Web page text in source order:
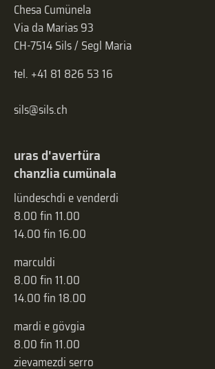
Chesa Cumünela
Via da Marias 93
CH-7514 Sils / Segl Maria
tel. +41 81 826 53 16
sils@sils.ch
uras d'avertüra
chanzlia cumünala
lündeschdi e venderdi
8.00 fin 11.00
14.00 fin 16.00
marculdi
8.00 fin 11.00
14.00 fin 18.00
mardi e gövgia
8.00 fin 11.00
zievamezdi serro